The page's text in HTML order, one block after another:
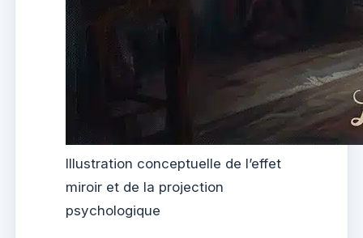
Illustration conceptuelle de l’effet
miroir et de la projection
psychologique